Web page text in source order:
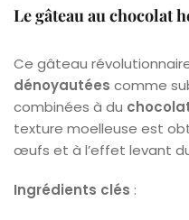
Le gâteau au chocolat
Ce gâteau
dénoyautées comme
combinées à du
texture moelleuse est
œufs et à l’effet levant
Ingrédients clés :